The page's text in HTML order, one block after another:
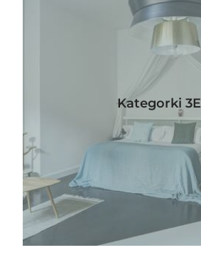
Kategorki 3E